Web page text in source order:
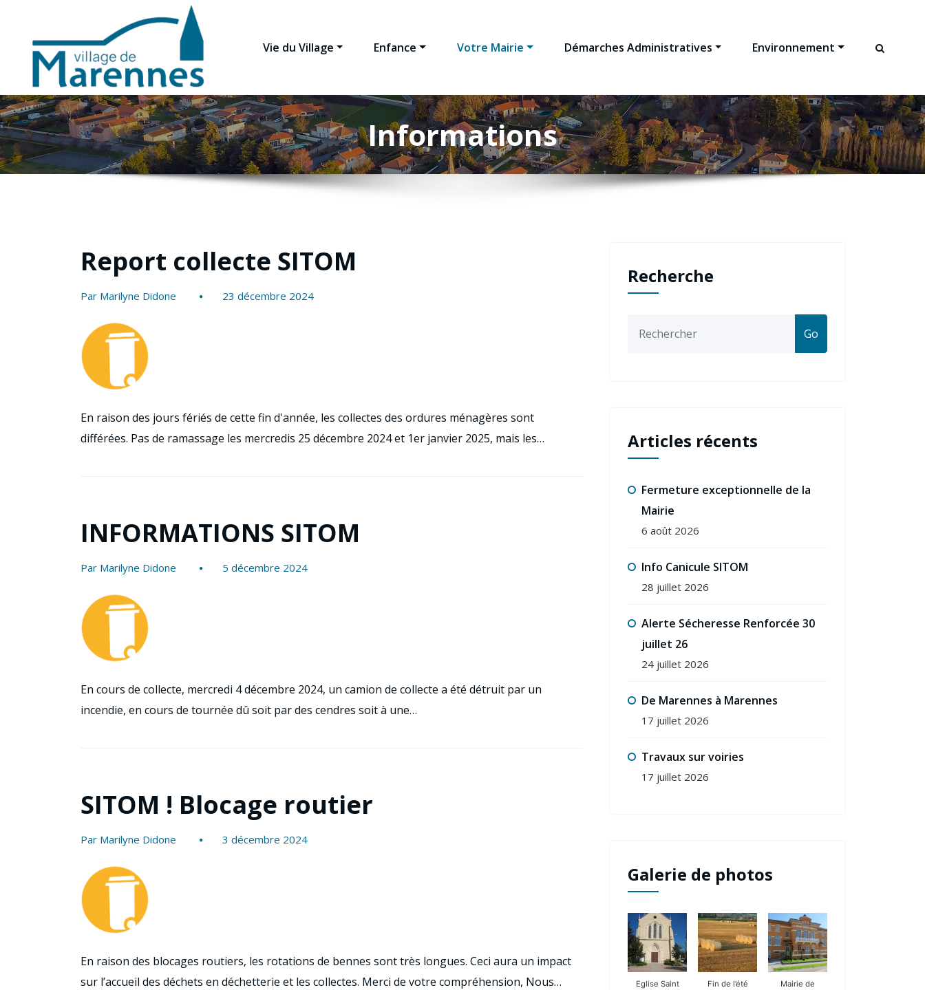
Vie du Village Enfance Votre Mairie Démarches Administratives Environnement
Informations
Report collecte SITOM
Par Marilyne Didone 23 décembre 2024
En raison des jours fériés de cette fin d'année, les collectes des ordures ménagères sont
différées. Pas de ramassage les mercredis 25 décembre 2024 et 1er janvier 2025, mais les…
INFORMATIONS SITOM
Par Marilyne Didone 5 décembre 2024
En cours de collecte, mercredi 4 décembre 2024, un camion de collecte a été détruit par un
incendie, en cours de tournée dû soit par des cendres soit à une…
SITOM ! Blocage routier
Par Marilyne Didone 3 décembre 2024
En raison des blocages routiers, les rotations de bennes sont très longues. Ceci aura un impact
sur l’accueil des déchets en déchetterie et les collectes. Merci de votre compréhension, Nous…
Recherche
Go
Articles récents
Fermeture exceptionnelle de la
Mairie
6 août 2026
Info Canicule SITOM
28 juillet 2026
Alerte Sécheresse Renforcée 30
juillet 26
24 juillet 2026
De Marennes à Marennes
17 juillet 2026
Travaux sur voiries
17 juillet 2026
Galerie de photos
Eglise Saint
Fin de l’été
Mairie de